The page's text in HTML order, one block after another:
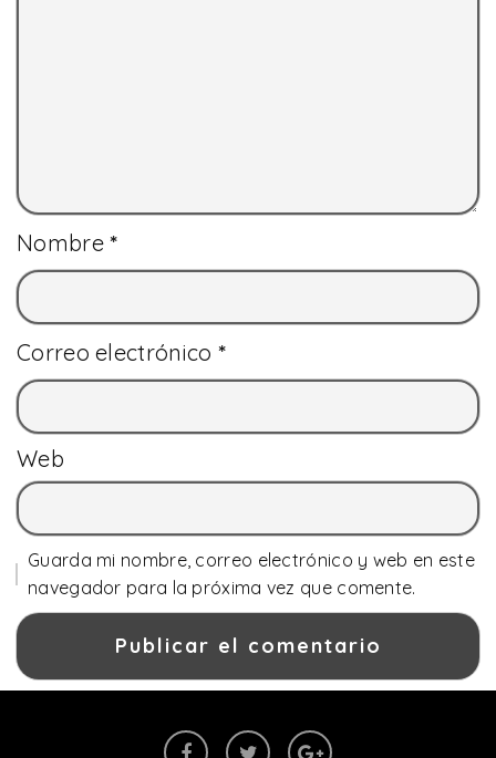
Nombre*
Correo electrónico *
Web
Guarda mi nombre, correo electrónico y web en este
navegador para la próxima vez que comente.